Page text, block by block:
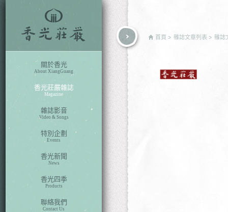
關於香光
About XiangGuang
香光莊嚴雜誌
Magazine
雜誌影音
Video & Songs
特別企劃
Events
香光新聞
News
香光四季
Products
聯絡我們
Contact Us
首頁 雜誌文章列表 雜誌